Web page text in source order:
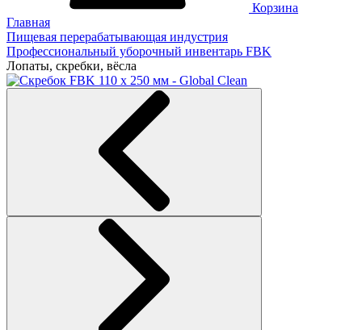
Корзина
Главная
Пищевая перерабатывающая индустрия
Профессиональный уборочный инвентарь FBK
Лопаты, скребки, вёсла